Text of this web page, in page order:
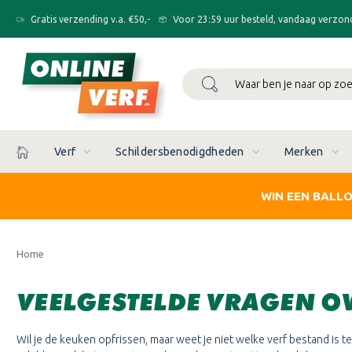
Gratis verzending v.a. €50,- Voor 23:59 uur besteld, vandaag
Zoeken
Verf Schildersbenodigdheden Merken
WIN EEN
Home
VEELGESTELDE VRAGEN
Wil je de keuken opfrissen, maar weet je niet welke verf bestand is